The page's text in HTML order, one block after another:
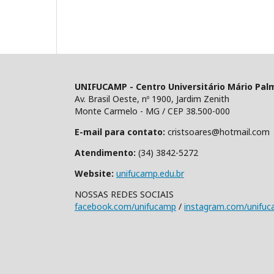
UNIFUCAMP - Centro Universitário Mário
Av. Brasil Oeste, nº 1900, Jardim Zenith
Monte Carmelo - MG / CEP 38.500-000
E-mail para contato: cristsoares@hotmail.com
Atendimento: (34) 3842-5272
Website: unifucamp.edu.br
NOSSAS REDES SOCIAIS
facebook.com/unifucamp / instagram.com/